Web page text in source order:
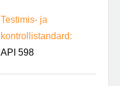
Testimis- ja
kontrollistandard:
API 598